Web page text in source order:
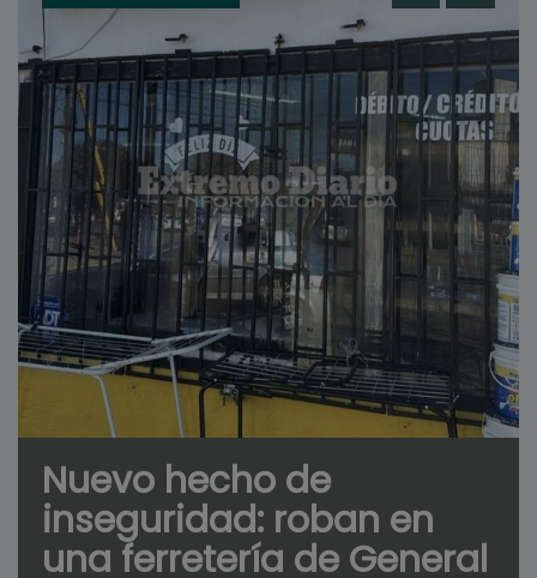
Nuevo hecho de
inseguridad: roban en
una ferretería de General